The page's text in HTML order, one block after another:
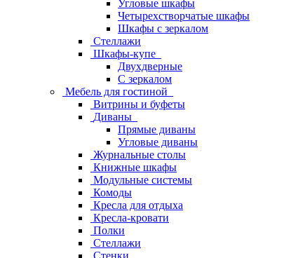
Угловые шкафы
Четырехстворчатые шкафы
Шкафы с зеркалом
Стеллажи
Шкафы-купе
Двухдверные
С зеркалом
Мебель для гостиной
Витрины и буфеты
Диваны
Прямые диваны
Угловые диваны
Журнальные столы
Книжные шкафы
Модульные системы
Комоды
Кресла для отдыха
Кресла-кровати
Полки
Стеллажи
Стенки